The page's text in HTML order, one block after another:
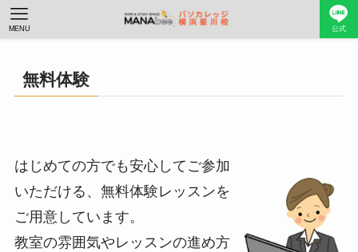
公式
MENU
無料体験
はじめての方でも安心してご参加
いただける、無料体験レッスンを
ご用意しています。
教室の雰囲気やレッスンの進め方